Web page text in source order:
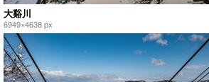
大谿川
6949×4638 px